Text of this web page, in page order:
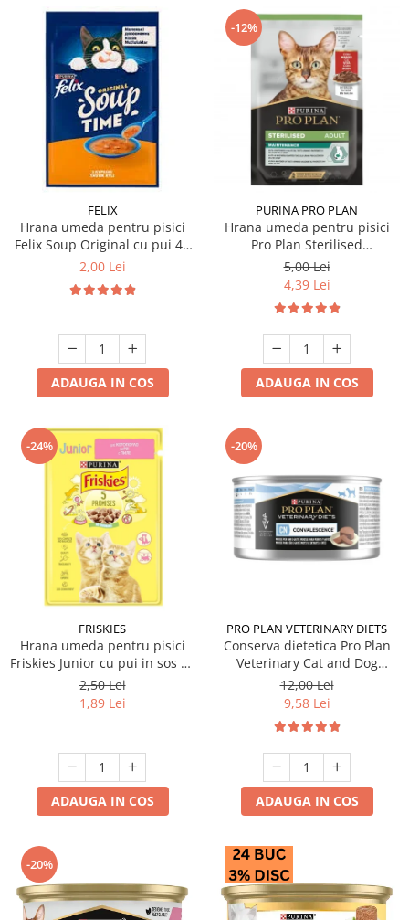
FELIX
Hrana umeda pentru pisici
Felix Soup Original cu pui 48
gr
2,00 Lei
ADAUGA IN COS
-12%
PURINA PRO PLAN
Hrana umeda pentru pisici
Pro Plan Sterilised
Nutrisavour cu vita 85 gr
5,00 Lei
4,39 Lei
ADAUGA IN COS
-24%
FRISKIES
Hrana umeda pentru pisici
Friskies Junior cu pui in sos 85
gr
2,50 Lei
1,89 Lei
ADAUGA IN COS
-20%
PRO PLAN VETERINARY DIETS
Conserva dietetica Pro Plan
Veterinary Cat and Dog
Convalescence 195 gr
12,00 Lei
9,58 Lei
ADAUGA IN COS
-20%